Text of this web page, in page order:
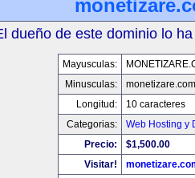
dueño de este dominio lo
Mayusculas:
Minusculas:
monetizare.com
Longitud:
10 caracteres
Categorias:
Web Hosting y
Precio:
$1,500.00
Visitar!